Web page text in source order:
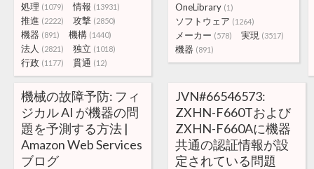
処理 (1079) 情報 (13931)
推進 (2222) 攻撃 (2850)
機器 (891) 機構 (1440)
法人 (2821) 独立 (1018)
行政 (1177) 貫通 (12)
OneLibrary (1)
ソフトウェア (1264)
メーカー (578) 実現 (3517)
機器 (891)
機械の故障予防: フィ
ジカル AI が機器の問
題を予測する方法 |
Amazon Web Services
ブログ
JVN#66546573:
ZXHN-F660Tおよび
ZXHN-F660Aに機器
共通の認証情報が設
定されている問題